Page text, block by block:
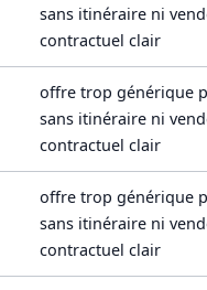
sans itinéraire ni
contractuel clair
offre trop générique
sans itinéraire ni
contractuel clair
offre trop générique
sans itinéraire ni
contractuel clair